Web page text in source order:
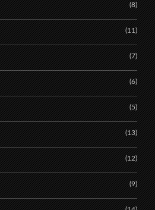
(8)
(11)
(7)
(6)
(5)
(13)
(12)
(9)